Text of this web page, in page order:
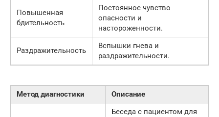
Повышенная
бдительность
Постоянное чувство
опасности и
настороженности.
Раздражительность
Вспышки гнева и
раздражительности.
Метод диагностики Описание
Беседа с пациентом для